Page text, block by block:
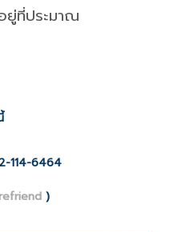
ยู่ที่ประมาณ
114-6464
)